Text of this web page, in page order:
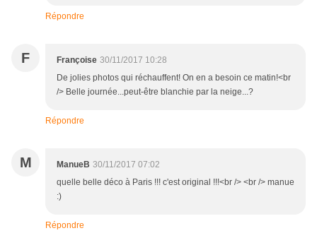
Répondre
F Françoise 30/11/2017 10:28
De jolies photos qui réchauffent! On en a besoin ce matin!<br
/> Belle journée...peut-être blanchie par la neige...?
Répondre
M ManueB 30/11/2017 07:02
quelle belle déco à Paris !!! c'est original !!!<br /> <br /> manue
:)
Répondre